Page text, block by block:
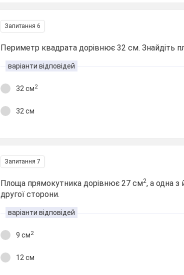
Запитання 6
Периметр квадрата дорівнює 32 см. Знайдіть
варіанти відповідей
32 см2
32 см
Запитання 7
Площа прямокутника дорівнює 27 см2, а одна з
другої сторони.
варіанти відповідей
9 см2
12 см